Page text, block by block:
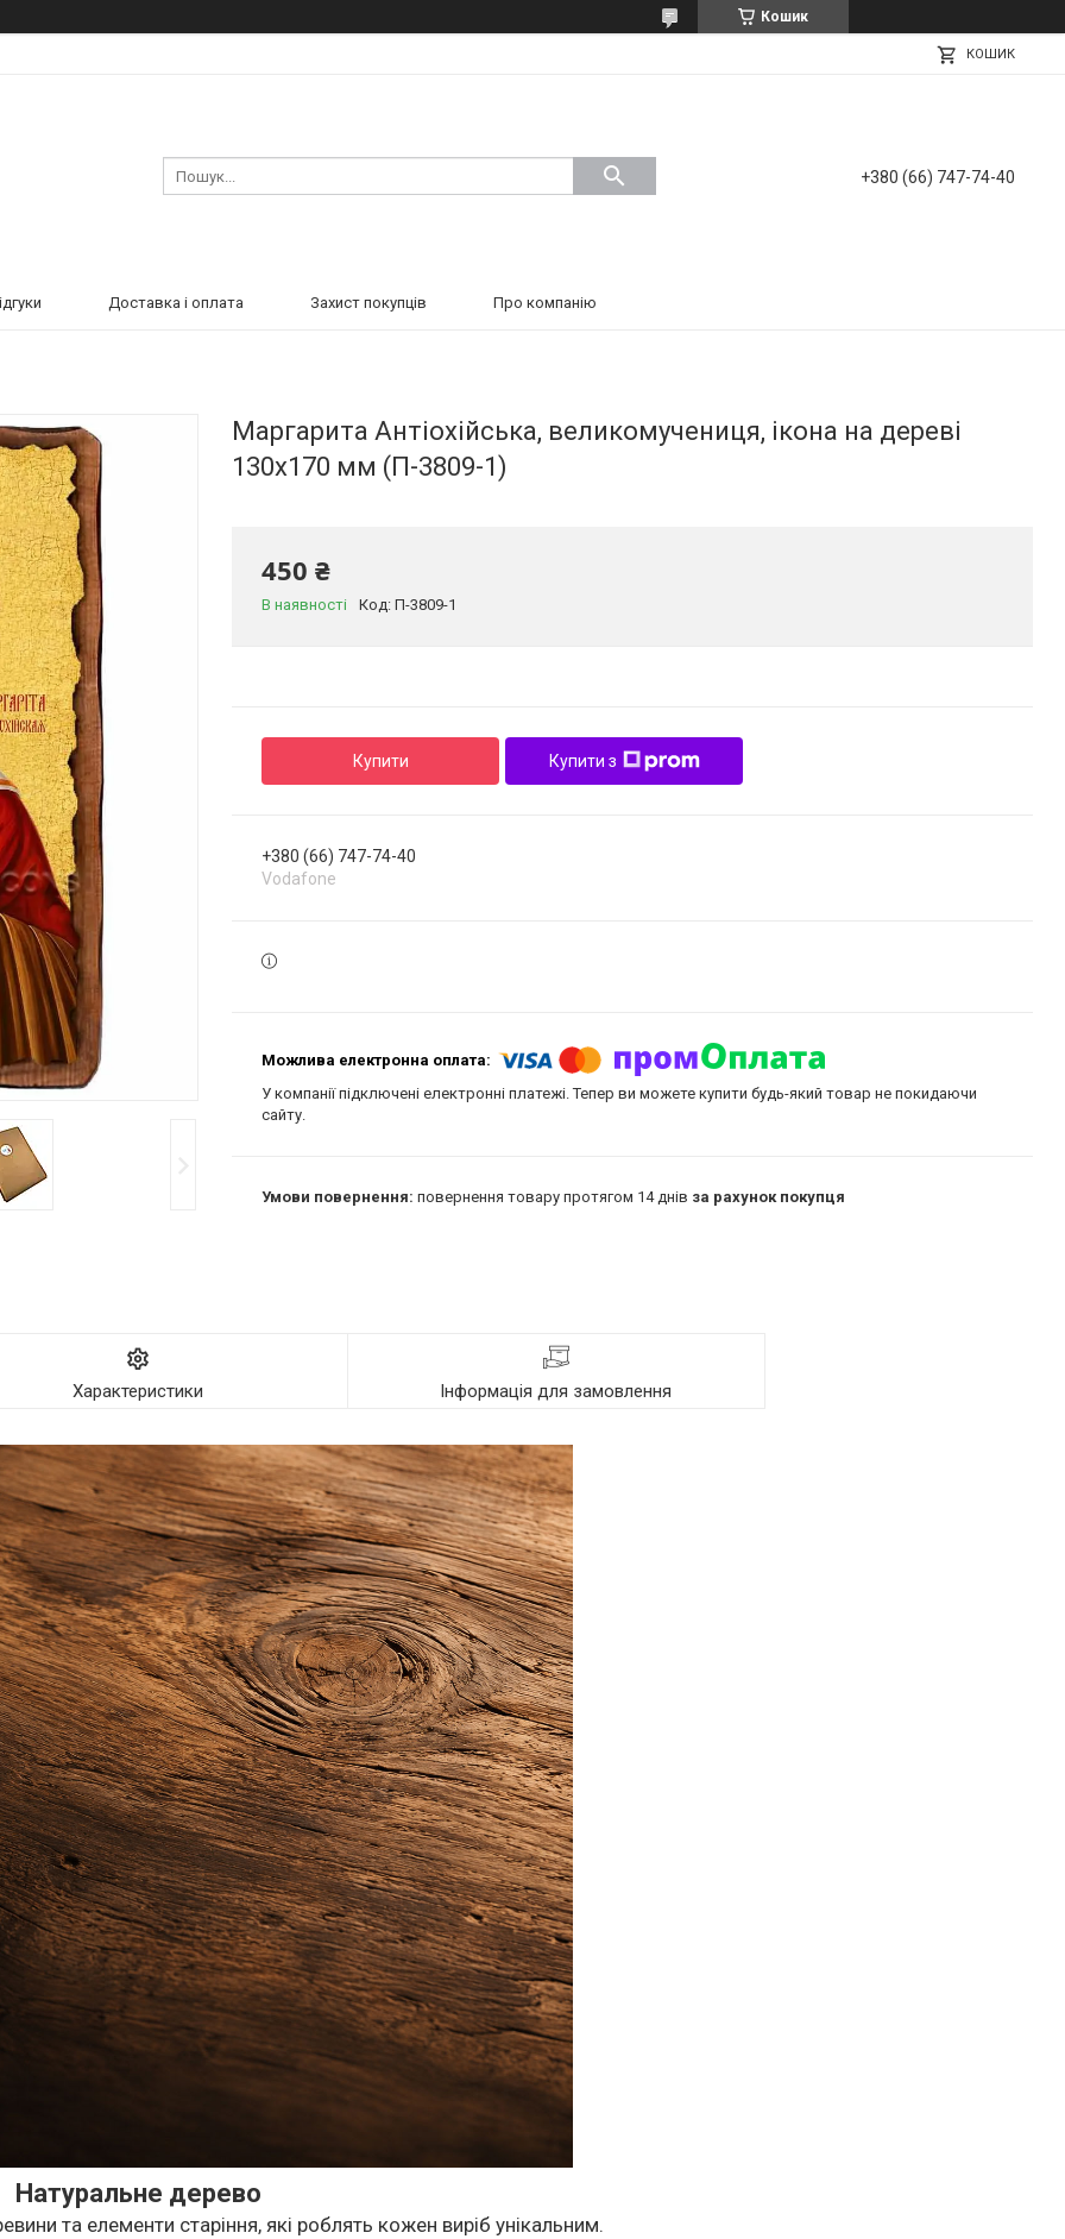
Кошик
КОШИК
+380 (66) 747-74-40
Доставка і оплата Захист покупців Про компанію
Маргарита Антіохійська, великомучениця, ікона на дереві
130х170 мм (П-3809-1)
450 ₴
В наявності Код: П-3809-1
Купити Купити з
+380 (66) 747-74-40
Vodafone
У компанії підключені електронні платежі. Тепер ви можете купити будь-який товар не покидаючи
сайту.
повернення товару протягом 14 днів за рахунок покупця
Характеристики Інформація для замовлення
Натуральне дерево
та елементи старіння, які роблять кожен виріб унікальним.